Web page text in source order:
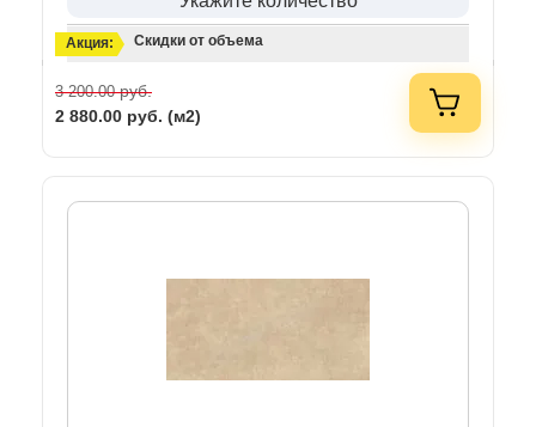
Акция: Скидки от объема
3 200.00руб.
2 880.00 руб. (м2)